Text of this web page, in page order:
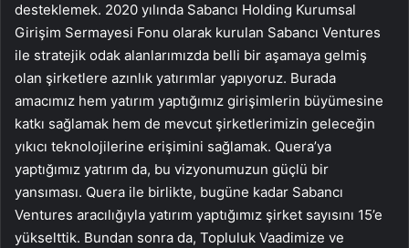
desteklemek. 2020 yılında Sabancı Holding Kurumsal
Girişim Sermayesi Fonu olarak kurulan Sabancı Ventures
ile stratejik odak alanlarımızda belli bir aşamaya gelmiş
olan şirketlere azınlık yatırımlar yapıyoruz. Burada
amacımız hem yatırım yaptığımız girişimlerin büyümesine
katkı sağlamak hem de mevcut şirketlerimizin geleceğin
yıkıcı teknolojilerine erişimini sağlamak. Quera’ya
yaptığımız yatırım da, bu vizyonumuzun güçlü bir
yansıması. Quera ile birlikte, bugüne kadar Sabancı
Ventures aracılığıyla yatırım yaptığımız şirket sayısını 15’e
yükselttik. Bundan sonra da, Topluluk Vaadimize ve